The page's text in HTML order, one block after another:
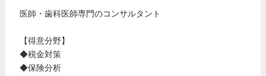
医師・歯科医師専門のコンサルタント
【得意分野】
◆税金対策
◆保険分析